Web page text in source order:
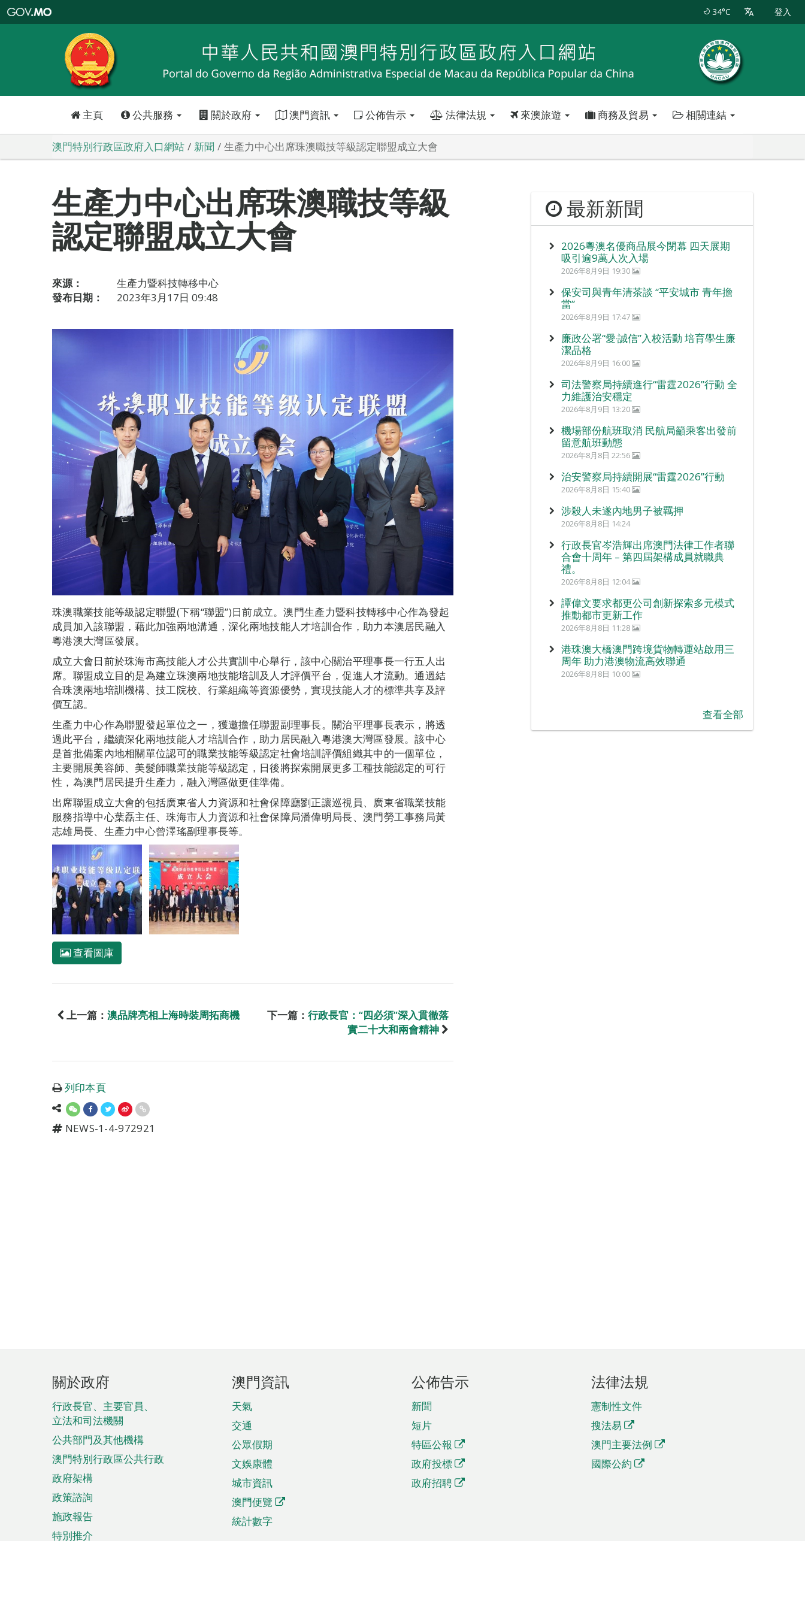
特
政
區
政
口
34°C 登入
主頁 公共服務 關於政府 澳門資訊 公佈告示 法律法規 來澳旅遊 商務及貿易 相關連結
澳門特別行政區政府入口網站 新聞 生產力中心出席珠澳職技等級認定聯盟成立大會
生產力中心出席珠澳職技等級
認定聯盟成立大會
來源：
生產力暨科技轉移中心
發布日期：
2023年3月17日 09:48
珠澳職業技能等級認定聯盟(下稱“聯盟”)日前成立。澳門生產力暨科技轉移中心作為發起
成員加入該聯盟，藉此加強兩地溝通，深化兩地技能人才培訓合作，助力本澳居民融入
粵港澳大灣區發展。
成立大會日前於珠海市高技能人才公共實訓中心舉行，該中心關治平理事長一行五人出
席。聯盟成立目的是為建立珠澳兩地技能培訓及人才評價平台，促進人才流動。通過結
合珠澳兩地培訓機構、技工院校、行業組織等資源優勢，實現技能人才的標準共享及評
價互認。
生產力中心作為聯盟發起單位之一，獲邀擔任聯盟副理事長。關治平理事長表示，將透
過此平台，繼續深化兩地技能人才培訓合作，助力居民融入粵港澳大灣區發展。該中心
是首批備案內地相關單位認可的職業技能等級認定社會培訓評價組織其中的一個單位，
主要開展美容師、美髮師職業技能等級認定，日後將探索開展更多工種技能認定的可行
性，為澳門居民提升生產力，融入灣區做更佳準備。
出席聯盟成立大會的包括廣東省人力資源和社會保障廳劉正讓巡視員、廣東省職業技能
服務指導中心葉磊主任、珠海市人力資源和社會保障局潘偉明局長、澳門勞工事務局黃
志雄局長、生產力中心曾澤瑤副理事長等。
查看圖庫
上一篇： 澳品牌亮相上海時裝周拓商機 下一篇： 行政長官：“四必須”深入貫徹落
實二十大和兩會精神
列印本頁
NEWS-1-4-972921
最新新聞
2026粵澳名優商品展今閉幕 四天展期
吸引逾9萬人次入場
2026年8月9日 19:30
保安司與青年清茶談 “平安城市 青年擔
當”
2026年8月9日 17:47
廉政公署“愛‧誠信”入校活動 培育學生廉
潔品格
2026年8月9日 16:00
司法警察局持續進行“雷霆2026”行動 全
力維護治安穩定
2026年8月9日 13:20
機場部份航班取消 民航局籲乘客出發前
留意航班動態
2026年8月8日 22:56
治安警察局持續開展“雷霆2026”行動
2026年8月8日 15:40
涉殺人未遂內地男子被羈押
2026年8月8日 14:24
行政長官岑浩輝出席澳門法律工作者聯
合會十周年 – 第四屆架構成員就職典
禮。
2026年8月8日 12:04
譚偉文要求都更公司創新探索多元模式
推動都市更新工作
2026年8月8日 11:28
港珠澳大橋澳門跨境貨物轉運站啟用三
周年 助力港澳物流高效聯通
2026年8月8日 10:00
查看全部
頁
腳
菜
單
關於政府
行政長官、主要官員、
立法和司法機關
公共部門及其他機構
澳門特別行政區公共行政
政府架構
政策諮詢
施政報告
特別推介
澳門資訊
天氣
交通
公眾假期
文娛康體
城市資訊
澳門便覽
統計數字
公佈告示
新聞
短片
特區公報
政府投標
政府招聘
法律法規
憲制性文件
搜法易
澳門主要法例
國際公約